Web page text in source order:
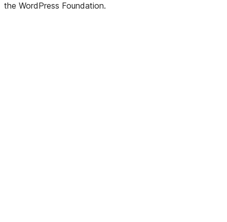
the WordPress Foundation.